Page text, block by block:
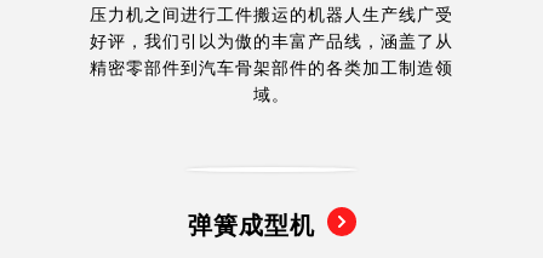
压力机之间进行工件搬运的机器人生产线广受
好评，我们引以为傲的丰富产品线，涵盖了从
精密零部件到汽车骨架部件的各类加工制造领
域。
弹簧成型机